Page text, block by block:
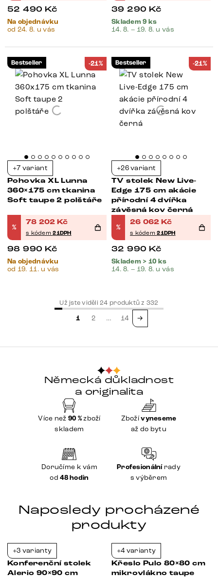
52 490 Kč
Na objednávku
od 24. 8. u vás
39 290 Kč
Skladem 9 ks
14. 8. – 19. 8. u vás
Bestseller -21%
+7 variant
Pohovka XL Lunna
360×175 cm tkanina
Soft taupe 2 polštáře
%
78 202 Kč
s kódem21DPH
98 990 Kč
Na objednávku
od 19. 11. u vás
Bestseller -21%
+26 variant
TV stolek New Live-
Edge 175 cm akácie
přírodní 4 dvířka
závěsná kov černá
%
26 062 Kč
s kódem21DPH
32 990 Kč
Skladem > 10 ks
14. 8. – 19. 8. u vás
Už jste viděli24 produktů z 332
1 2 … 14 →
Německá důkladnost
a originalita
Více než 90 %zboží
skladem
Zbožívyneseme
až do bytu
Doručíme k vám
od48 hodin
Profesionálnírady
s výběrem
Naposledy procházené
produkty
+3 varianty
Konferenční stolek
Alerio 90×90 cm
+4 varianty
Křeslo Pulo 80×80 cm
mikrovlákno taupe